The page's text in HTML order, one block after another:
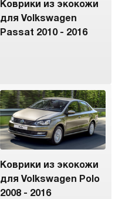
Коврики из экокожи
для Volkswagen
Passat 2010 - 2016
Коврики из экокожи
для Volkswagen Polo
2008 - 2016